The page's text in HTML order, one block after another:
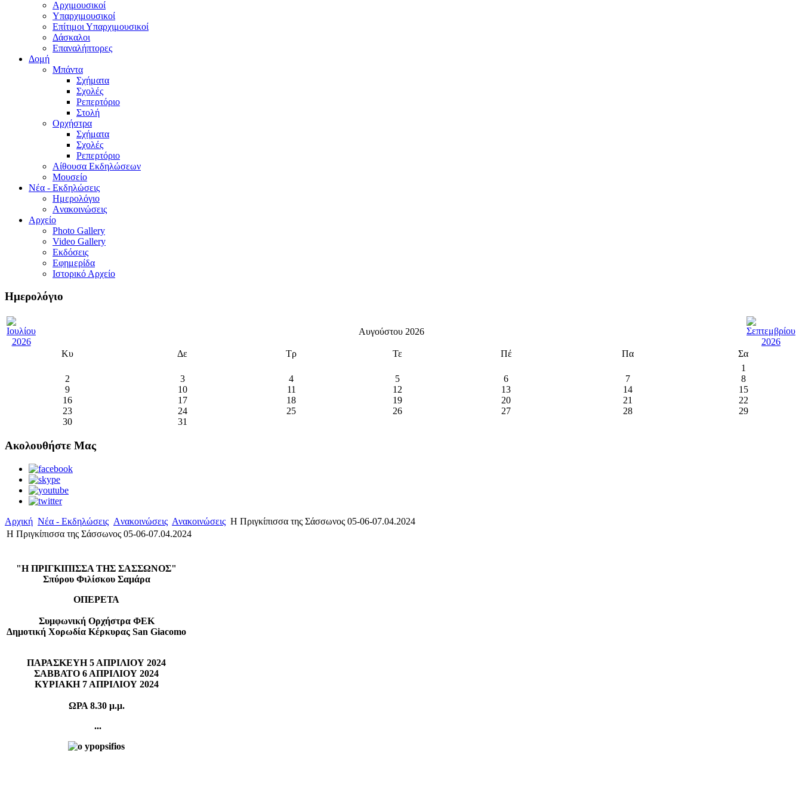
Aρχιμουσικοί
Υπαρχιμουσικοί
Επίτιμοι Υπαρχιμουσικοί
Δάσκαλοι
Επαναλήπτορες
Δομή
Μπάντα
Σχήματα
Σχολές
Ρεπερτόριο
Στολή
Ορχήστρα
Σχήματα
Σχολές
Ρεπερτόριο
Aίθουσα Εκδηλώσεων
Μουσείο
Νέα - Εκδηλώσεις
Ημερολόγιο
Aνακοινώσεις
Αρχείο
Photo Gallery
Video Gallery
Εκδόσεις
Εφημερίδα
Ιστορικό Αρχείο
Ημερολόγιο
Αυγούστου 2026
Κυ Δε Τρ Τε Πέ Πα
Σα
1
2
3 4 5 6 7
8
9
10 11 12 13 14
15
16
17 18 19 20 21
22
23
24 25 26 27 28
29
30
31
Ακολουθήστε Μας
Αρχική Νέα - Εκδηλώσεις Aνακοινώσεις Ανακοινώσεις Η Πριγκίπισσα της Σάσσωνος 05-06-07.04.2024
Η Πριγκίπισσα της Σάσσωνος 05-06-07.04.2024
"Η ΠΡΙΓΚΙΠΙΣΣΑ ΤΗΣ ΣΑΣΣΩΝΟΣ"
Σπύρου Φιλίσκου Σαμάρα
ΟΠΕΡΕΤΑ
Συμφωνική Ορχήστρα ΦΕΚ
Δημοτική Χορωδία Κέρκυρας San Giacomo
ΠΑΡΑΣΚΕΥΗ 5 ΑΠΡΙΛΙΟΥ 2024
ΣΑΒΒΑΤΟ 6 ΑΠΡΙΛΙΟΥ 2024
ΚΥΡΙΑΚΗ 7 ΑΠΡΙΛΙΟΥ 2024
ΩΡΑ 8.30 μ.μ.
...